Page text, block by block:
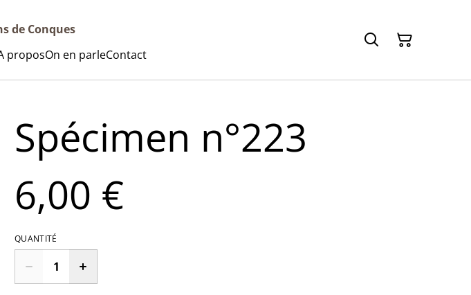
de Conques
proposOn en parleContact
Spécimen n°223
6,00 €
QUANTITÉ